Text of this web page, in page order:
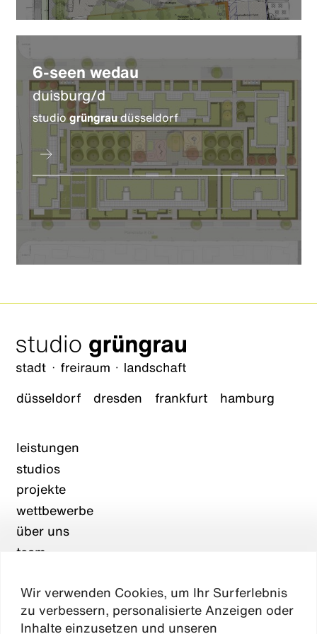
Wir verwenden Cookies, um Ihr Surferlebnis
zu verbessern, personalisierte Anzeigen oder
Inhalte einzusetzen und unseren
6-seen wedau
duisburg/d
studiogrüngraudüsseldorf
düsseldorf dresden frankfurt hamburg
leistungen
studios
projekte
wettbewerbe
über uns
team
aktuelles
kontakt